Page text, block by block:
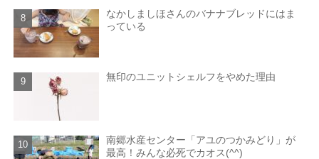
なかしましほさんのバナナブレッドにはま
っている
無印のユニットシェルフをやめた理由
南郷水産センター「アユのつかみどり」が
最高！みんな必死でカオス(^^)